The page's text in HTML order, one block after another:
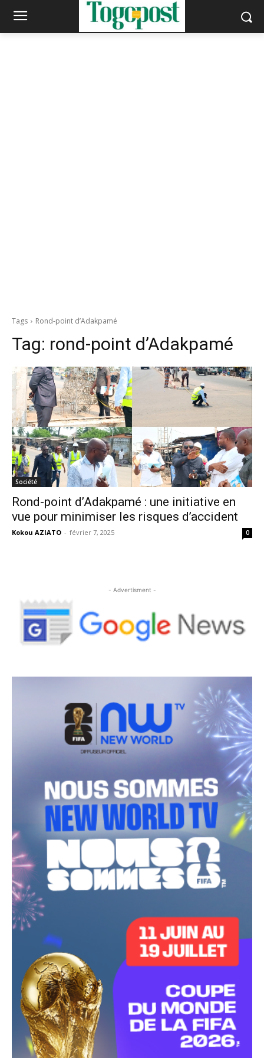
Tags Rond-point d’Adakpamé
Tag: rond-point d’Adakpamé
Société
Rond-point d’Adakpamé : une initiative en
vue pour minimiser les risques d’accident
Kokou AZIATO - février 7, 2025 0
- Advertisment -